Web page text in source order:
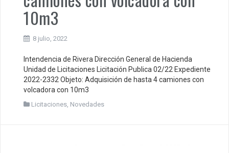
10m3
8 julio, 2022
Intendencia de Rivera Dirección General de Hacienda
Unidad de Licitaciones Licitación Publica 02/22 Expediente
2022-2332 Objeto: Adquisición de hasta 4 camiones con
volcadora con 10m3
Licitaciones Novedades